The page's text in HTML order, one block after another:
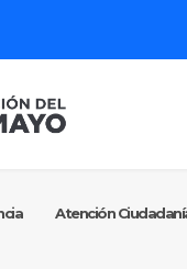
Atención